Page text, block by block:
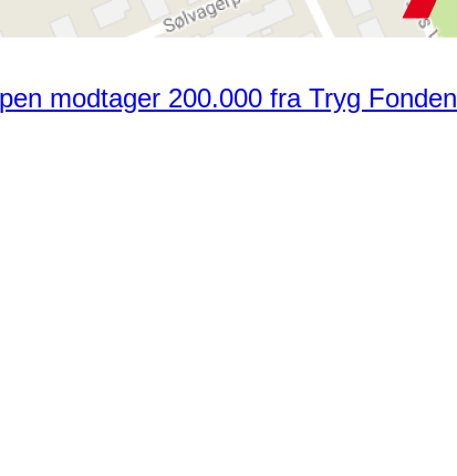
modtager 200.000 fra Tryg Fonden